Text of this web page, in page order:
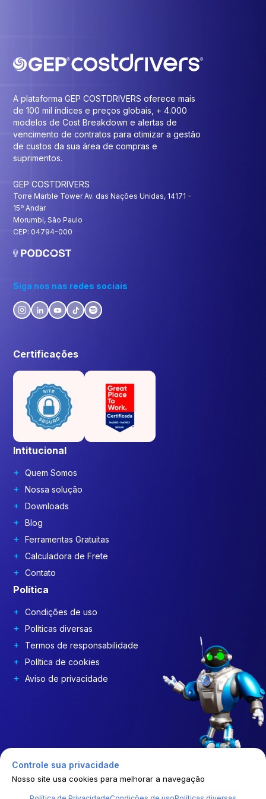
A plataforma GEP COSTDRIVERS oferece mais
de 100 mil índices e preços globais, + 4.000
modelos de Cost Breakdown e alertas de
vencimento de contratos para otimizar a gestão
de custos da sua área de compras e
suprimentos.
GEP COSTDRIVERS
Torre Marble Tower Av. das Nações Unidas, 14171 -
15º Andar
Morumbi, São Paulo
CEP: 04794-000
Intitucional
Quem Somos
Nossa solução
Downloads
Blog
Ferramentas Gratuitas
Calculadora de Frete
Contato
Política
Condições de uso
Políticas diversas
Termos de responsabilidade
Política de cookies
Aviso de privacidade
Siga nos nas redes sociais
Certificações
Controle sua privacidade
Nosso site usa cookies para melhorar a navegação